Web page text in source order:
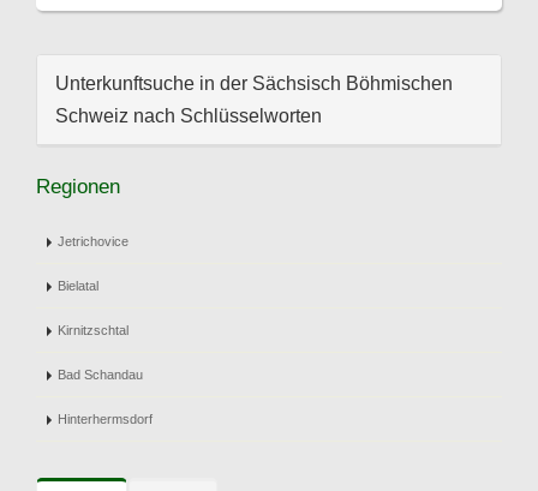
Unterkunftsuche in der Sächsisch Böhmischen
Schweiz nach Schlüsselworten
Regionen
Jetrichovice
Bielatal
Kirnitzschtal
Bad Schandau
Hinterhermsdorf